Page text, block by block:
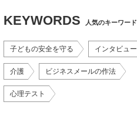
KEYWORDS 人気のキーワード
子どもの安全を守る インタビュー
介護 ビジネスメールの作法
心理テスト